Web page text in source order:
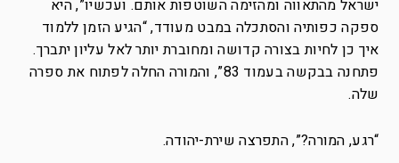
ישראל מהתאווה ומהזימה השוטפות אותם. ועכשיו”, היא
ספקה כפותיה והסתכלה במבט מעודד, “הגיע הזמן ללמוד
איך כן לחיות בצורה קדושה ומחוברת יותר לאל עליון יתברך.
פתחנה בבקשה בעמוד 83”, והמורה החלה לפתוח את ספרה
שלה.
“רגע, המורה?”, התפרצה שירת-יהודה.